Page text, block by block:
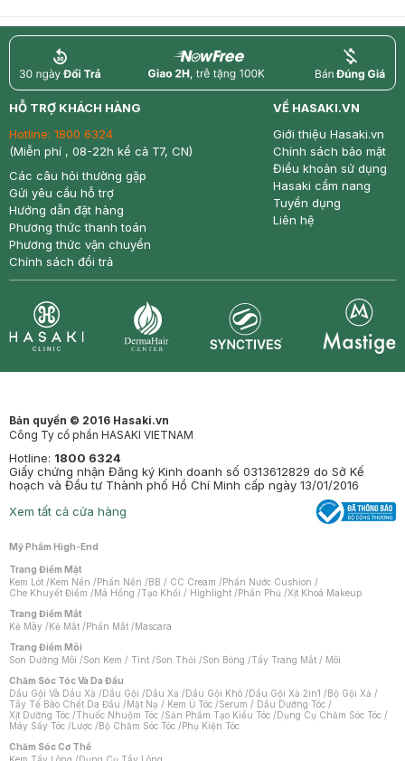
return nowfree price
HỖ TRỢ KHÁCH HÀNG
Hotline: 1800 6324
(Miễn phí , 08-22h kể cả T7, CN)
Các câu hỏi thường gặp
Gửi yêu cầu hỗ trợ
Hướng dẫn đặt hàng
Phương thức thanh toán
Phương thức vận chuyển
Chính sách đổi trả
VỀ HASAKI.VN
Giới thiệu Hasaki.vn
Chính sách bảo mật
Điều khoản sử dụng
Hasaki cẩm nang
Tuyển dụng
Liên hệ
Bản quyền © 2016 Hasaki.vn
Công Ty cổ phần HASAKI VIETNAM
Hotline: 1800 6324
Giấy chứng nhận Đăng ký Kinh doanh số 0313612829 do Sở Kế
hoạch và Đầu tư Thành phố Hồ Chí Minh cấp ngày 13/01/2016
Xem tất cả cửa hàng
Mỹ Phẩm High-End
Trang Điểm Mặt
Kem Lót /Kem Nền /Phấn Nền /BB / CC Cream /Phấn Nước Cushion /
Che Khuyết Điểm /Má Hồng /Tạo Khối / Highlight /Phấn Phủ /Xịt Khoá Makeup
Trang Điểm Mắt
Kẻ Mày /Kẻ Mắt /Phấn Mắt /Mascara
Trang Điểm Môi
Son Dưỡng Môi /Son Kem / Tint /Son Thỏi /Son Bóng /Tẩy Trang Mắt / Môi
Chăm Sóc Tóc Và Da Đầu
Dầu Gội Và Dầu Xả /Dầu Gội /Dầu Xả /Dầu Gội Khô /Dầu Gội Xả 2in1 /Bộ Gội Xả /
Tẩy Tế Bào Chết Da Đầu /Mặt Nạ / Kem Ủ Tóc /Serum / Dầu Dưỡng Tóc /
Xịt Dưỡng Tóc /Thuốc Nhuộm Tóc /Sản Phẩm Tạo Kiểu Tóc /Dụng Cụ Chăm Sóc Tóc /
Máy Sấy Tóc /Lược /Bộ Chăm Sóc Tóc /Phụ Kiện Tóc
Chăm Sóc Cơ Thể